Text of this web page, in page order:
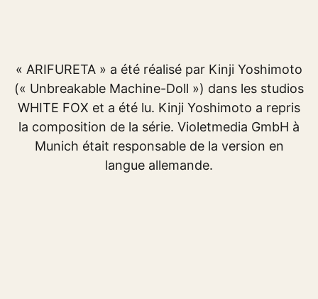
« ARIFURETA » a été réalisé par Kinji Yoshimoto
(« Unbreakable Machine-Doll ») dans les studios
WHITE FOX et a été lu. Kinji Yoshimoto a repris
la composition de la série. Violetmedia GmbH à
Munich était responsable de la version en
langue allemande.